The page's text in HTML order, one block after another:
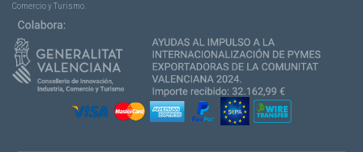
Comercio y Turismo.